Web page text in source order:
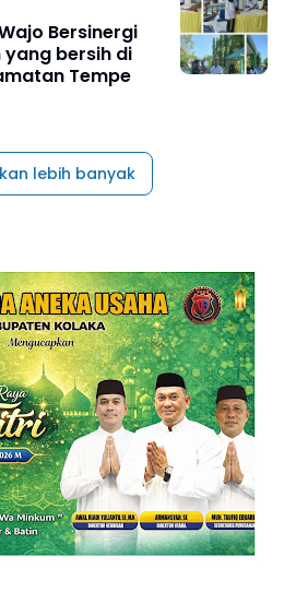
Bersinergi
bersih di
Tempe
lebih banyak